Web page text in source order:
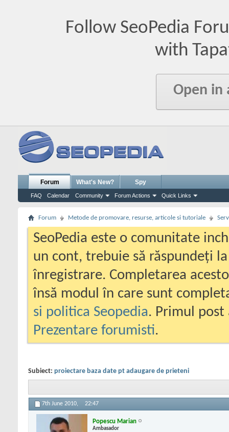
Follow SeoPedia
with
Open in
Forum
FAQ Calendar Community Forum Actions Quick Links
What's New? Spy
Forum Metode de promovare, resurse, articole si tutoriale
SeoPedia este o comunitate
un cont, trebuie să răspundeți
înregistrare. Completarea
însă modul în care sunt
si politica Seopedia. Primul
Prezentare forumisti.
Subiect: proiectare baza date pt adaugare de prieteni
7th June 2010, 22:47
Popescu Marian
Ambasador